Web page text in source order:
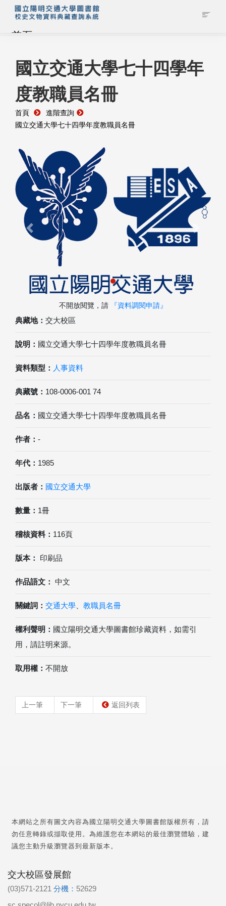
首頁
藏品查詢
校史館簡介
藏品清單全覽
資料調閱申請
管理者登入
國立交通大學七十四學年
度教職員名冊
首頁
進階查詢
國立交通大學七十四學年度教職員名冊
典藏地： 交大校區
說明： 國立交通大學七十四學年度教職員名冊
資料類型： 人事資料
典藏號： 108-0006-001 74
品名： 國立交通大學七十四學年度教職員名冊
作者： -
年代： 1985
出版者： 國立交通大學
數量： 1冊
稽核資料： 116頁
版本： 印刷品
作品語文： 中文
關鍵詞： 交通大學 教職員名冊
權利聲明： 國立陽明交通大學圖書館珍藏資料，如需引
用，請註明來源。
取用權： 不開放
上一筆 下一筆 返回列表
Previous Next
不開放閱覽，請 『資料調閱申請』
本網站之所有圖文內容為國立陽明交通大學圖書館版權所有，請
勿任意轉錄或擷取使用。為維護您在本網站的最佳瀏覽體驗，建
議您主動升級瀏覽器到最新版本。
交大校區發展館
(03)571-2121 分機： 52629